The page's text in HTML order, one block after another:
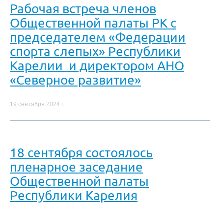
Рабочая встреча членов
Общественной палаты РК с
председателем «Федерации
спорта слепых» Республики
Карелии и директором АНО
«Северное развитие»
19 сентября 2024 г.
18 сентября состоялось
пленарное заседание
Общественной палаты
Республики Карелия